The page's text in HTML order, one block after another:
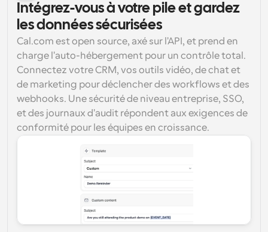
Intégrez-vous à votre pile et gardez
les données sécurisées
Cal.com est open source, axé sur l'API, et prend en
charge l'auto-hébergement pour un contrôle total.
Connectez votre CRM, vos outils vidéo, de chat et
de marketing pour déclencher des workflows et des
webhooks. Une sécurité de niveau entreprise, SSO,
et des journaux d'audit répondent aux exigences de
conformité pour les équipes en croissance.